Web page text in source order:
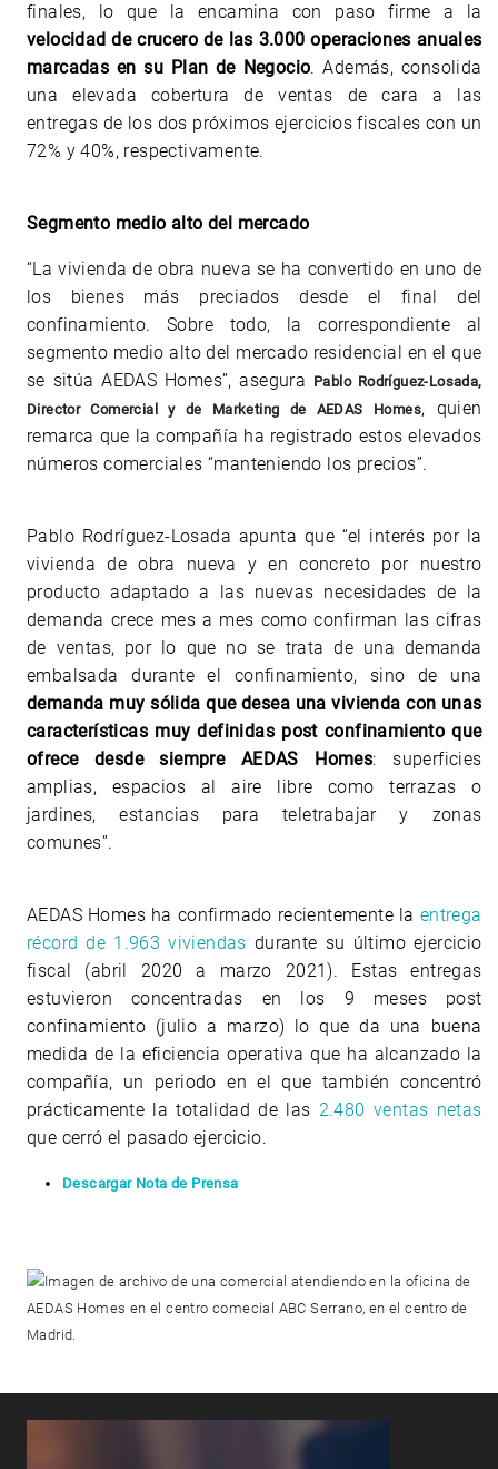
finales, lo que la encamina con paso firme a la
velocidad de crucero de las 3.000 operaciones anuales
marcadas en su Plan de Negocio. Además, consolida
una elevada cobertura de ventas de cara a las
entregas de los dos próximos ejercicios fiscales con un
72% y 40%, respectivamente.
Segmento medio alto del mercado
“La vivienda de obra nueva se ha convertido en uno de
los bienes más preciados desde el final del
confinamiento. Sobre todo, la correspondiente al
segmento medio alto del mercado residencial en el que
se sitúa AEDAS Homes”, asegura Pablo Rodríguez-Losada,
Director Comercial y de Marketing de AEDAS Homes, quien
remarca que la compañía ha registrado estos elevados
números comerciales “manteniendo los precios”.
Pablo Rodríguez-Losada apunta que “el interés por la
vivienda de obra nueva y en concreto por nuestro
producto adaptado a las nuevas necesidades de la
demanda crece mes a mes como confirman las cifras
de ventas, por lo que no se trata de una demanda
embalsada durante el confinamiento, sino de una
demanda muy sólida que desea una vivienda con unas
características muy definidas post confinamiento que
ofrece desde siempre AEDAS Homes: superficies
amplias, espacios al aire libre como terrazas o
jardines, estancias para teletrabajar y zonas
comunes”.
AEDAS Homes ha confirmado recientemente la entrega
récord de 1.963 viviendas durante su último ejercicio
fiscal (abril 2020 a marzo 2021). Estas entregas
estuvieron concentradas en los 9 meses post
confinamiento (julio a marzo) lo que da una buena
medida de la eficiencia operativa que ha alcanzado la
compañía, un periodo en el que también concentró
prácticamente la totalidad de las 2.480 ventas netas
que cerró el pasado ejercicio.
Descargar Nota de Prensa